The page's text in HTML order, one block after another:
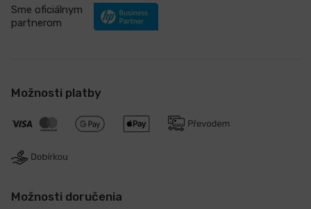
Sme oficiálnym
partnerom
Možnosti platby
Možnosti doručenia